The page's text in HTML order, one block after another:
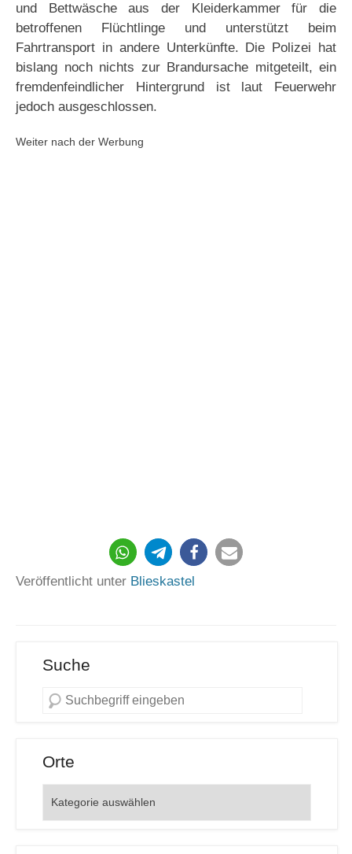
und Bettwäsche aus der Kleiderkammer für die
betroffenen Flüchtlinge und unterstützt beim
Fahrtransport in andere Unterkünfte. Die Polizei hat
bislang noch nichts zur Brandursache mitgeteilt, ein
fremdenfeindlicher Hintergrund ist laut Feuerwehr
jedoch ausgeschlossen.
Weiter nach der Werbung
Veröffentlicht unter Blieskastel
Suche
Orte